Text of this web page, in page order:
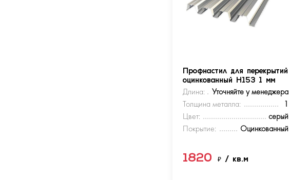
Профнастил для перекрытий
оцинкованный Н153 1 мм
Длина:
Уточняйте у менеджера
Толщина металла:
1
Цвет:
серый
Покрытие:
Оцинкованный
1820₽/ кв.м